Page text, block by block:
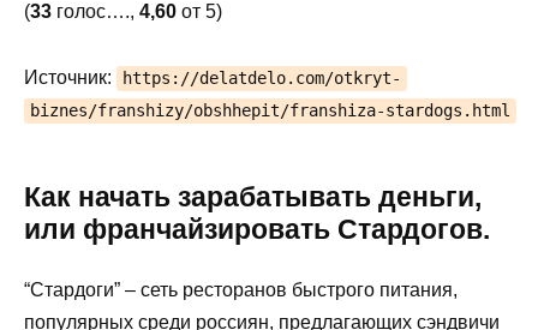
(33 голос…., 4,60 от 5)
Источник:
https://delatdelo.com/otkryt-
biznes/franshizy/obshhepit/franshiza-stardogs.html
Как начать зарабатывать деньги,
или франчайзировать Стардогов.
“Стардоги” – сеть ресторанов быстрого питания,
популярных среди россиян, предлагающих сэндвичи